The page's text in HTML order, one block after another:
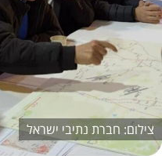
חברת נתיבי ישראל